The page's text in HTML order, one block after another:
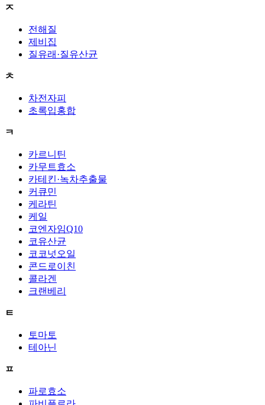
ㅈ
전해질
제비집
질유래·질유산균
ㅊ
차전자피
초록입홍합
ㅋ
카르니틴
카무트효소
카테킨·녹차추출물
커큐민
케라틴
케일
코엔자임Q10
코유산균
코코넛오일
콘드로이친
콜라겐
크랜베리
ㅌ
토마토
테아닌
ㅍ
파로효소